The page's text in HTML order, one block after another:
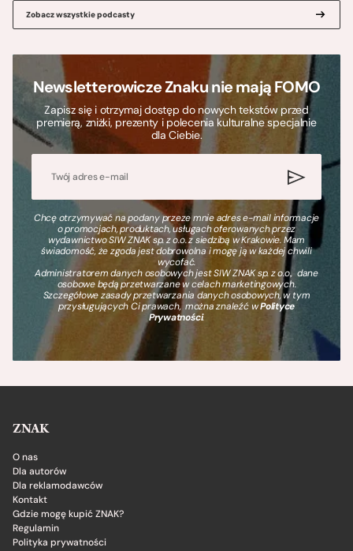
Zobacz wszystkie podcasty
Newsletterowicze Znaku nie mają FOMO
Zapisz się i otrzymaj dostęp do nowych tekstów przed
premierą, zniżki, prezenty i polecenia kulturalne specjalnie
dla Ciebie.
Chcę otrzymywać na podany przeze mnie adres e-mail informacje
o promocjach, produktach, usługach oferowanych przez
wydawnictwo SIW ZNAK sp. z o.o. z siedzibą w Krakowie. Mam
świadomość, że zgoda jest dobrowolna i mogę ją w każdej chwili
wycofać.
Administratorem danych osobowych jest SIW ZNAK sp. z o.o., dane
osobowe będą przetwarzane w celach marketingowych.
Szczegółowe zasady przetwarzania danych osobowych, w tym
przysługujących Ci prawach, można znaleźć wPolityce
Prywatności.
ZNAK
O nas
Dla autorów
Dla reklamodawców
Kontakt
Gdzie mogę kupić ZNAK?
Regulamin
Polityka prywatności